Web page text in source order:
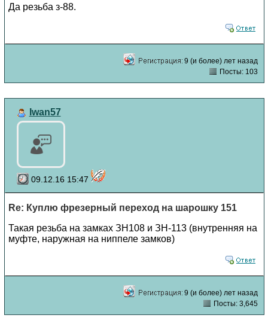
Да резьба з-88.
9 (и более) лет назад
Посты: 103
Iwan57
09.12.16 15:47
Re: Куплю фрезерный переход на шарошку 151
Такая резьба на замках ЗН108 и ЗН-113 (внутренняя на
муфте, наружная на ниппеле замков)
9 (и более) лет назад
Посты: 3,645